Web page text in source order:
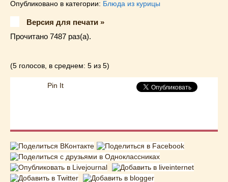
Опубликовано в категории: Блюда из курицы
Версия для печати »
Прочитано 7487 раз(a).
(5 голосов, в среднем: 5 из 5)
Pin It